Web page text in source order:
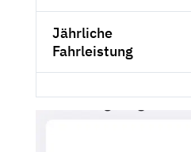
Jährliche
Fahrleistung